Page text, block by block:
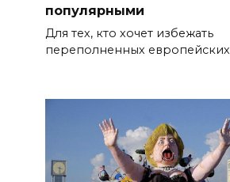
популярными
Для тех, кто хочет избежать
переполненных европейских